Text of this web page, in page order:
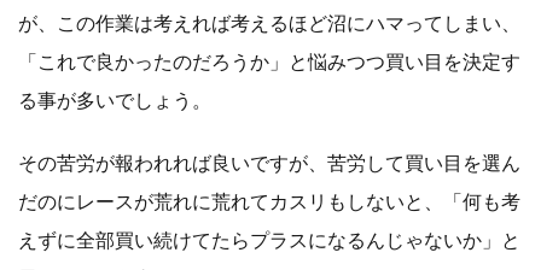
が、この作業は考えれば考えるほど沼にハマってしまい、
「これで良かったのだろうか」と悩みつつ買い目を決定す
る事が多いでしょう。
その苦労が報われれば良いですが、苦労して買い目を選ん
だのにレースが荒れに荒れてカスリもしないと、「何も考
えずに全部買い続けてたらプラスになるんじゃないか」と